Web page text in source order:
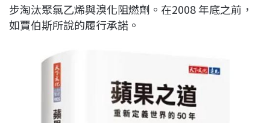
步淘汰聚氯乙烯與溴化阻燃劑。在2008 年底之前，
如賈伯斯所說的履行承諾。